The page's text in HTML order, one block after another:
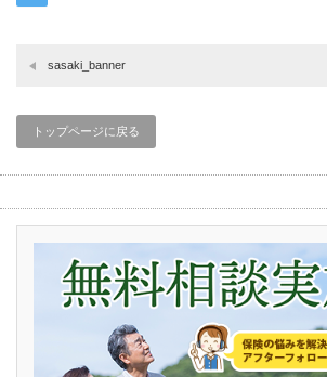
sasaki_banner
トップページに戻る